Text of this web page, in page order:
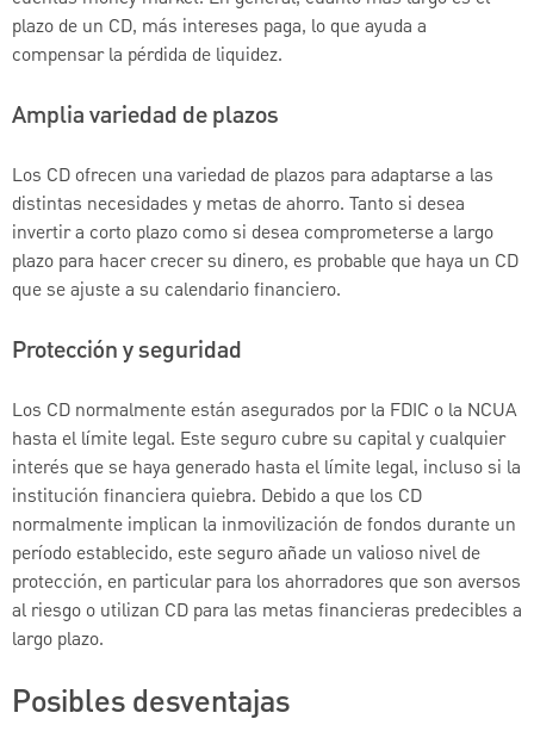
plazo de un CD, más intereses paga, lo que ayuda a
compensar la pérdida de liquidez.
Amplia variedad de plazos
Los CD ofrecen una variedad de plazos para adaptarse a las
distintas necesidades y metas de ahorro. Tanto si desea
invertir a corto plazo como si desea comprometerse a largo
plazo para hacer crecer su dinero, es probable que haya un CD
que se ajuste a su calendario financiero.
Protección y seguridad
Los CD normalmente están asegurados por la FDIC o la NCUA
hasta el límite legal. Este seguro cubre su capital y cualquier
interés que se haya generado hasta el límite legal, incluso si la
institución financiera quiebra. Debido a que los CD
normalmente implican la inmovilización de fondos durante un
período establecido, este seguro añade un valioso nivel de
protección, en particular para los ahorradores que son aversos
al riesgo o utilizan CD para las metas financieras predecibles a
largo plazo.
Posibles desventajas